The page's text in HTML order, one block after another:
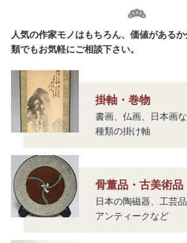
人気の作家モノはもちろん、価値がある
類でもお気軽にご相談下さい。
掛軸・巻物
書画、仏画、日本画
種類の掛け軸
骨董品・古美術品
日本の陶磁器、工芸
アンティークなど